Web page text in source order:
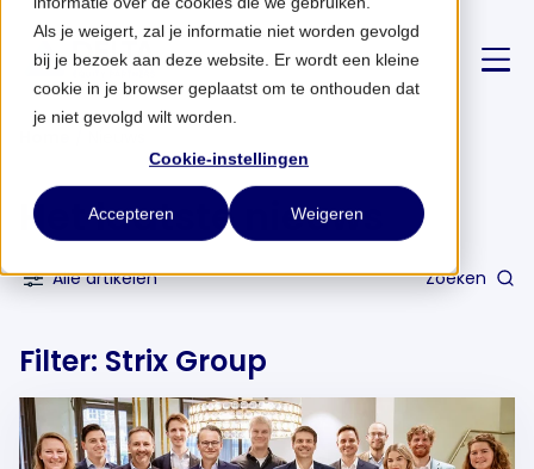
Als je weigert, zal je informatie niet worden gevolgd
bij je bezoek aan deze website. Er wordt een kleine
cookie in je browser geplaatst om te onthouden dat
je niet gevolgd wilt worden.
Cookie-instellingen
Accepteren Weigeren
Over ons
Nieuws
Het laatste nieuws
Alle artikelen Zoeken
Atabix
Filter: Strix Group